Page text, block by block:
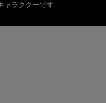
ャラクターです